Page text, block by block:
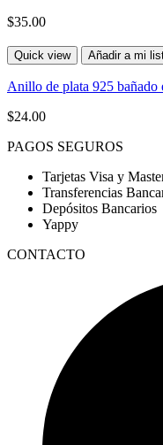
$35.00
Quick view Añadir a mi
Anillo de plata 925 bañado
$24.00
PAGOS SEGUROS
Tarjetas Visa y
Transferencias
Depósitos Bancarios
Yappy
CONTACTO